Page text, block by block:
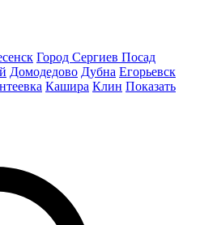
Город Сергиев Посад
Домодедово Дубна Егорьевск
Кашира Клин Показать